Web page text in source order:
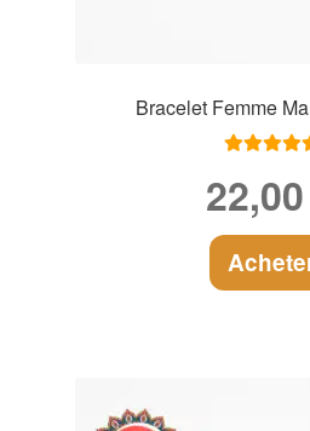
Bracelet Femme
5
22,00